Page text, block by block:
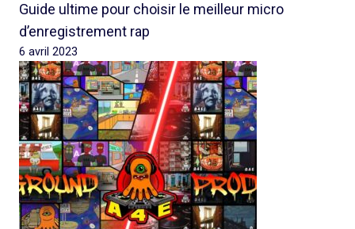
Guide ultime pour choisir le meilleur micro
d’enregistrement rap
6 avril 2023